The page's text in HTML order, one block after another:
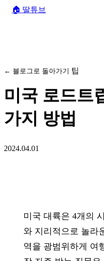
🏠 딸튜브
← 블로그로 돌아가기 팁
미국 로드트
가지 방법
2024.04.01
미국 대륙은 4개의
와 지리적으로 놀라
역을 광범위하게 여